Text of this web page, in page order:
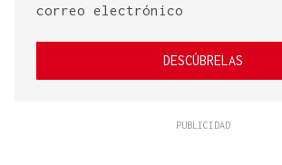
correo electrónico
DESCÚBRELAS